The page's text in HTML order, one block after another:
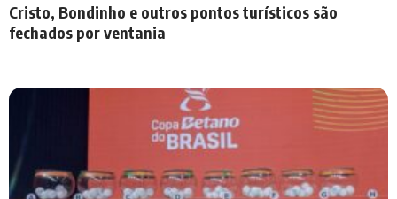
Cristo, Bondinho e outros pontos turísticos são
fechados por ventania